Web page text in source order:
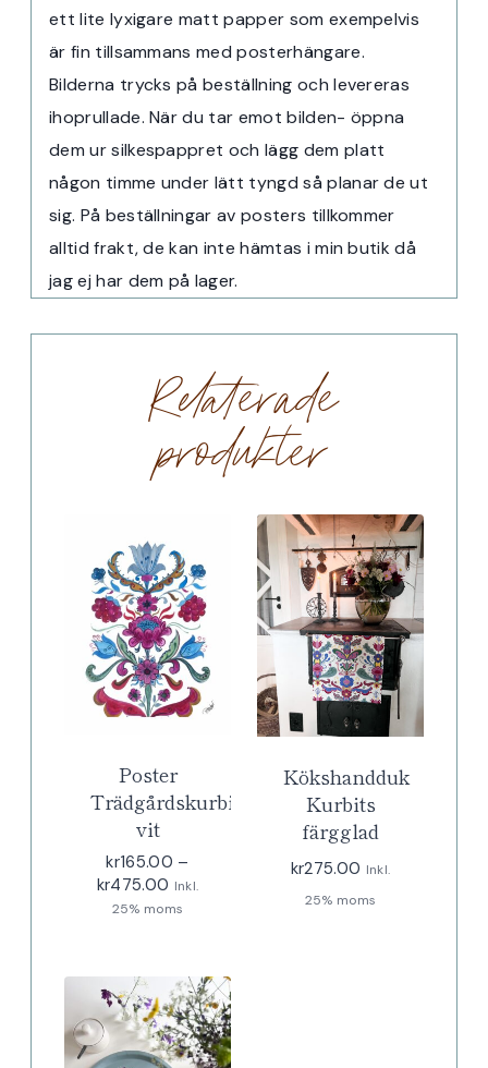
ett lite lyxigare matt papper som exempelvis
är fin tillsammans med posterhängare.
Bilderna trycks på beställning och levereras
ihoprullade. När du tar emot bilden- öppna
dem ur silkespappret och lägg dem platt
någon timme under lätt tyngd så planar de ut
sig. På beställningar av posters tillkommer
alltid frakt, de kan inte hämtas i min butik då
jag ej har dem på lager.
Relaterade
produkter
Poster
Trädgårdskurbits
vit
kr165.00 –
kr475.00 Prisintervall:
kr165.00
Inkl.
25% moms
Kökshandduk
Kurbits
färgglad
kr275.00 Inkl.
25% moms